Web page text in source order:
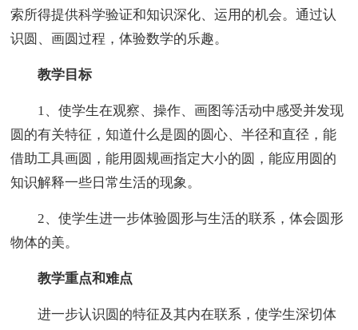
索所得提供科学验证和知识深化、运用的机会。通过认
识圆、画圆过程，体验数学的乐趣。
教学目标
1、使学生在观察、操作、画图等活动中感受并发现
圆的有关特征，知道什么是圆的圆心、半径和直径，能
借助工具画圆，能用圆规画指定大小的圆，能应用圆的
知识解释一些日常生活的现象。
2、使学生进一步体验圆形与生活的联系，体会圆形
物体的美。
教学重点和难点
进一步认识圆的特征及其内在联系，使学生深切体